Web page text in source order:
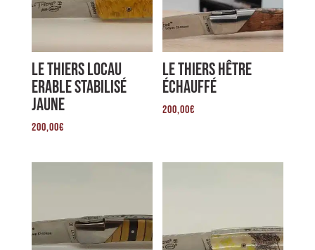
Le Thiers Locau
Erable Stabilisé
Jaune
200,00€
Le Thiers Hêtre
Échauffé
200,00€